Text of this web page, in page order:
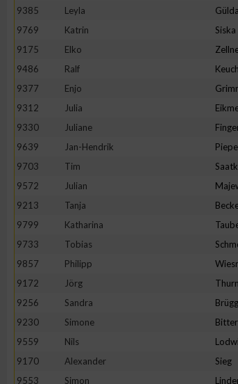
9385
Leyla
9769
Katrin Siska
9175
Elko
9486
Ralf
9377
Enjo
9312
Julia
9330
Juliane
9639
Jan-Hendrik
9703
Tim
9572
Julian
9213
Tanja
9799
Katharina
9733
Tobias
9857
Philipp
9172
Jörg
9256
Sandra
9230
Simone
9559
Nils
9170
Alexander Sieg
9553
Simon
Verwendung reduzierter Daten zur Auswahl
Verwendung genauer Standortdaten
Geräte anhand von aktiv angeforderten
Notwendig
Performance
Werbung